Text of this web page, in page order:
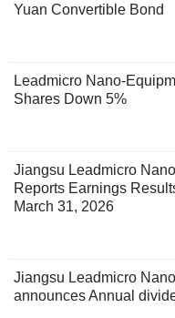
Yuan Convertible Bond
Leadmicro Nano-
Shares Down 5%
Jiangsu Leadmicro
Reports Earnings
March 31, 2026
Jiangsu Leadmicro
announces Annual